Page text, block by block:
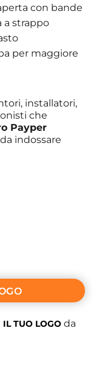
con bande
strappo
per maggiore
installatori,
che
Payper
indossare
IL TUO LOGO da